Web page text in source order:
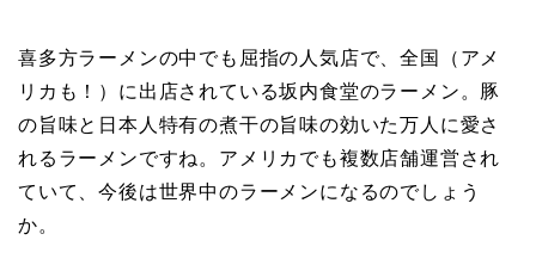
喜多方ラーメンの中でも屈指の人気店で、全国（アメ
リカも！）に出店されている坂内食堂のラーメン。豚
の旨味と日本人特有の煮干の旨味の効いた万人に愛さ
れるラーメンですね。アメリカでも複数店舗運営され
ていて、今後は世界中のラーメンになるのでしょう
か。